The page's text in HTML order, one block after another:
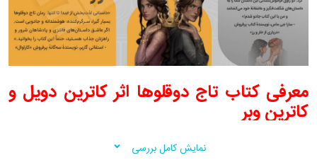
معرفی کتاب تاج دوقلوها اثر کاترین دویل و
کاترین وبر
امتیاز در گودریدز: ☆☆ ☆ ☆ ☆
نمایش کامل بررسی